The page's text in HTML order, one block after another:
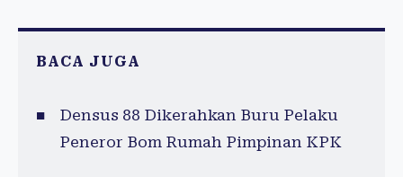
BACA JUGA
Densus 88 Dikerahkan Buru Pelaku
Peneror Bom Rumah Pimpinan KPK